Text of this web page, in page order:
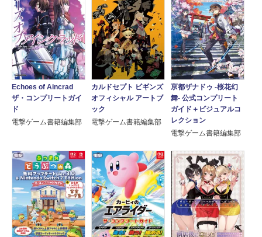
Echoes of Aincrad
ザ・コンプリートガイ
ド
電撃ゲーム書籍編集部
カルドセプト ビギンズ
オフィシャル アートブ
ック
電撃ゲーム書籍編集部
亰都ザナドゥ -桜花幻
舞- 公式コンプリート
ガイド＋ビジュアルコ
レクション
電撃ゲーム書籍編集部